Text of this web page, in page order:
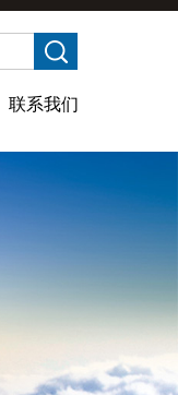
联系我们